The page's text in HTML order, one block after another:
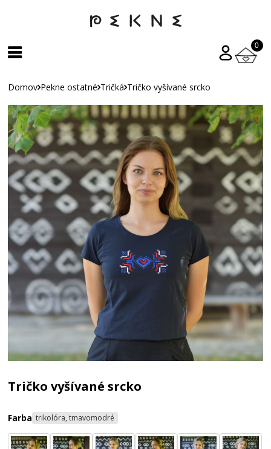
0
Domov Pekne ostatné Tričká Tričko vyšívané srcko
Tričko vyšívané srcko
Farba trikolóra, tmavomodré